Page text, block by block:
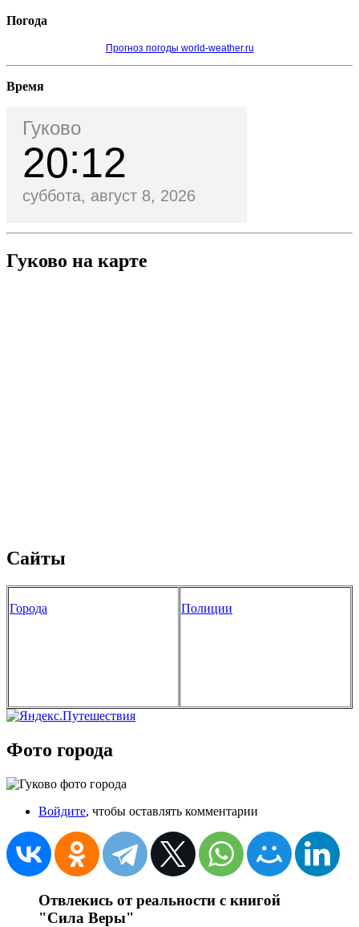
Погода
Прогноз погоды world-weather.ru
Время
Гуково
20 12
суббота, август 8, 2026
Гуково на карте
Сайты
Города Полиции
Фото города
Войдите, чтобы оставлять комментарии
Отвлекись от реальности с книгой
"Сила Веры"